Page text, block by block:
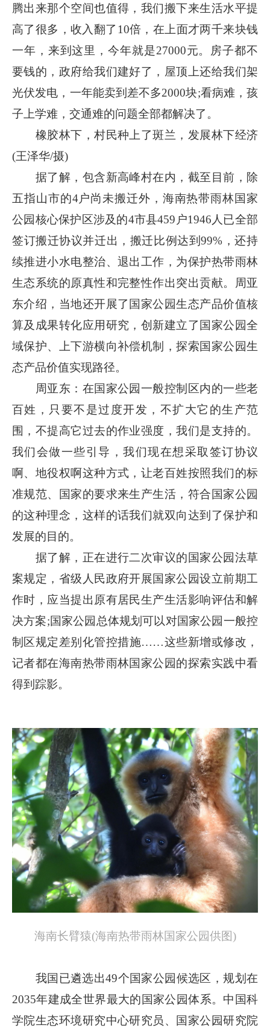
腾出来那个空间也值得，我们搬下来生活水平提
高了很多，收入翻了10倍，在上面才两千来块钱
一年，来到这里，今年就是27000元。房子都不
要钱的，政府给我们建好了，屋顶上还给我们架
光伏发电，一年能卖到差不多2000块;看病难，孩
子上学难，交通难的问题全部都解决了。
橡胶林下，村民种上了斑兰，发展林下经济
(王泽华/摄)
据了解，包含新高峰村在内，截至目前，除
五指山市的4户尚未搬迁外，海南热带雨林国家
公园核心保护区涉及的4市县459户1946人已全部
签订搬迁协议并迁出，搬迁比例达到99%，还持
续推进小水电整治、退出工作，为保护热带雨林
生态系统的原真性和完整性作出突出贡献。周亚
东介绍，当地还开展了国家公园生态产品价值核
算及成果转化应用研究，创新建立了国家公园全
域保护、上下游横向补偿机制，探索国家公园生
态产品价值实现路径。
周亚东：在国家公园一般控制区内的一些老
百姓，只要不是过度开发，不扩大它的生产范
围，不提高它过去的作业强度，我们是支持的。
我们会做一些引导，我们现在想采取签订协议
啊、地役权啊这种方式，让老百姓按照我们的标
准规范、国家的要求来生产生活，符合国家公园
的这种理念，这样的话我们就双向达到了保护和
发展的目的。
据了解，正在进行二次审议的国家公园法草
案规定，省级人民政府开展国家公园设立前期工
作时，应当提出原有居民生产生活影响评估和解
决方案;国家公园总体规划可以对国家公园一般控
制区规定差别化管控措施……这些新增或修改，
记者都在海南热带雨林国家公园的探索实践中看
得到踪影。
海南长臂猿(海南热带雨林国家公园供图)
我国已遴选出49个国家公园候选区，规划在
2035年建成全世界最大的国家公园体系。中国科
学院生态环境研究中心研究员、国家公园研究院